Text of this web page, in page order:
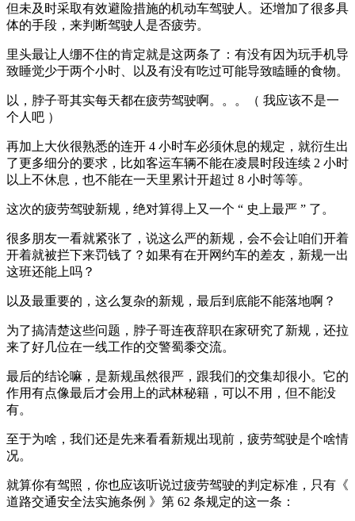
但未及时采取有效避险措施的机动车驾驶人。还增加了很多具
体的手段，来判断驾驶人是否疲劳。
里头最让人绷不住的肯定就是这两条了：有没有因为玩手机导
致睡觉少于两个小时、以及有没有吃过可能导致瞌睡的食物。
以，脖子哥其实每天都在疲劳驾驶啊。。。（ 我应该不是一
个人吧 ）
再加上大伙很熟悉的连开 4 小时车必须休息的规定，就衍生出
了更多细分的要求，比如客运车辆不能在凌晨时段连续 2 小时
以上不休息，也不能在一天里累计开超过 8 小时等等。
这次的疲劳驾驶新规，绝对算得上又一个 “ 史上最严 ” 了。
很多朋友一看就紧张了，说这么严的新规，会不会让咱们开着
开着就被拦下来罚钱了？如果有在开网约车的差友，新规一出
这班还能上吗？
以及最重要的，这么复杂的新规，最后到底能不能落地啊？
为了搞清楚这些问题，脖子哥连夜辞职在家研究了新规，还拉
来了好几位在一线工作的交警蜀黍交流。
最后的结论嘛，是新规虽然很严，跟我们的交集却很小。它的
作用有点像最后才会用上的武林秘籍，可以不用，但不能没
有。
至于为啥，我们还是先来看看新规出现前，疲劳驾驶是个啥情
况。
就算你有驾照，你也应该听说过疲劳驾驶的判定标准，只有《
道路交通安全法实施条例 》第 62 条规定的这一条：